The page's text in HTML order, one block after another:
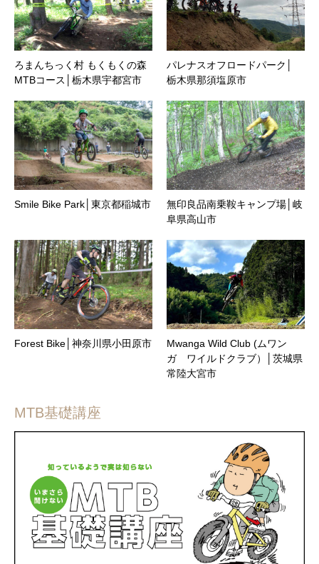
ろまんちっく村 もくもくの森
MTBコース│栃木県宇都宮市
パレナスオフロードパーク│
栃木県那須塩原市
Smile Bike Park│東京都稲城市
無印良品南乗鞍キャンプ場│岐
阜県高山市
Forest Bike│神奈川県小田原市
Mwanga Wild Club (ムワン
ガ ワイルドクラブ）│茨城県
常陸大宮市
MTB基礎講座